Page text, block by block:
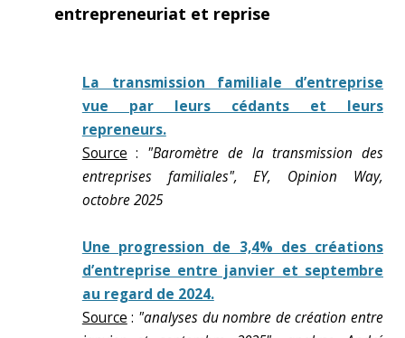
entrepreneuriat et reprise
La transmission familiale d’entreprise
vue par leurs cédants et leurs
repreneurs.
Source : "Baromètre de la transmission des
entreprises familiales", EY, Opinion Way,
octobre 2025
Une progression de 3,4% des créations
d’entreprise entre janvier et septembre
au regard de 2024.
Source : "analyses du nombre de création entre